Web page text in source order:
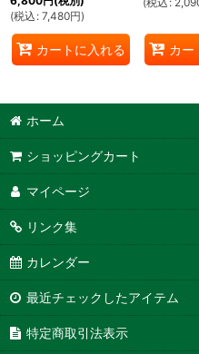
(税込 : 7,480円)
カートに入れる カー
ホーム
ショッピングカート
マイページ
リンク集
カレンダー
最近チェックしたアイテム
特定商取引法表示